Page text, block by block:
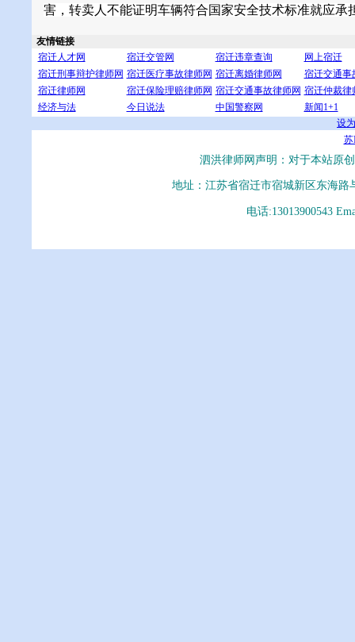
害，转卖人不能证明车辆符合国家安全技术标准就应承
友情链接
宿迁人才网
宿迁交管网 宿迁违章查询
网上宿迁
宿迁刑事辩护律师网 宿迁医疗事故律师网 宿迁离婚律师网
宿迁交通事
宿迁律师网
宿迁保险理赔律师网 宿迁交通事故律师网 宿迁仲裁律
经济与法
今日说法 中国警察网
新闻1+1
设
苏
泗洪律师网声明：对于本站原
地址：江苏省宿迁市宿城新区东海路
电话:13013900543